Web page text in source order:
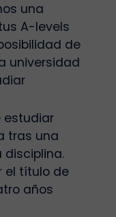
una
A-levels
de
universidad
estudiar
tras una
disciplina.
el título de
años